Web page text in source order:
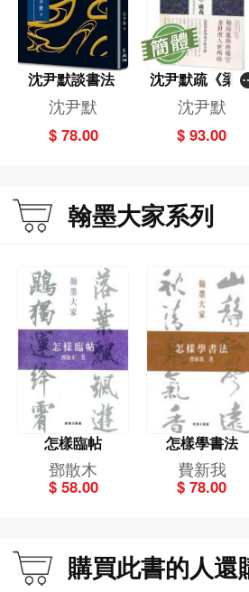
沈尹默談書法
沈尹默
$ 78.00
沈尹默疏《梁
山先生評書帖》
廣義
沈尹默
$ 93.00
翰墨大家系列
怎樣臨帖
鄧散木
$ 58.00
怎樣學書法
費新我
$ 78.00
購買此書的人還